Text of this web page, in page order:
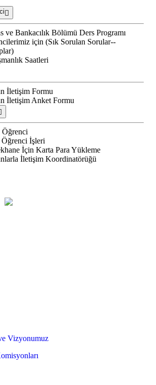
ve Bankacılık Bölümü Ders Programı
için (Sık Sorulan Sorular--
Saatleri
İletişim Formu
İletişim Anket Formu
İşleri
İçin Karta Para Yükleme
İletişim Koordinatörüğü
Vizyonumuz